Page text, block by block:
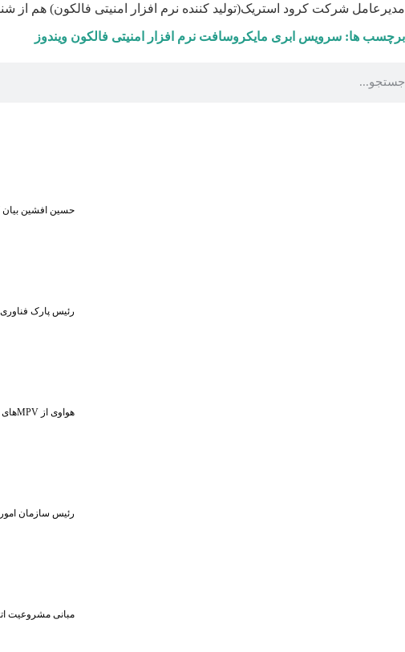
مدیرعامل شرکت کرود استریک(تولید کننده نرم افزار امنیتی فالکون) هم
برچسب ها: سرویس ابری مایکروسافت نرم افزار امنیتی فالکون ویندوز
حسین افشین بیان
رئیس پارک
هواوی از MPVهای لوکس و لپ‌تاپ ۷۹۸ گرمی در رویداد ۵ اوت رونمایی کرد
رئیس سازمان امور
مبانی مشروعیت